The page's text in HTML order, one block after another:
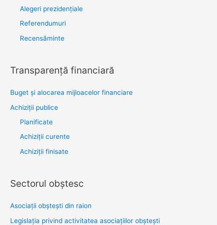
Alegeri prezidențiale
Referendumuri
Recensăminte
Transparenţă financiară
Buget și alocarea mijloacelor financiare
Achiziţii publice
Planificate
Achiziții curente
Achiziții finisate
Sectorul obştesc
Asociaţii obşteşti din raion
Legislaţia privind activitatea asociaţiilor obşteşti